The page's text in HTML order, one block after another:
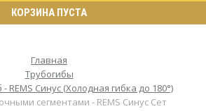
КОРЗИНА ПУСТА
Главная
Трубогибы
REMS Синус (Холодная гибка до 180°)
сегментами - REMS Синус Сет